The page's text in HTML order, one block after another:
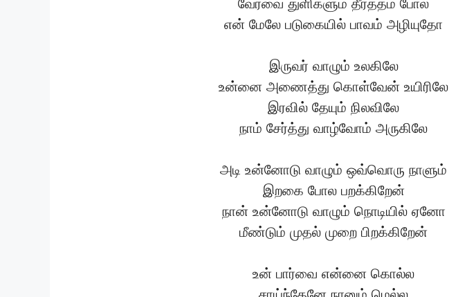
வேர்வை துளிகளும் தீர்த்தம் போல
என் மேலே படுகையில் பாவம் அழியுதோ
இருவர் வாழும் உலகிலே
உன்னை அணைத்து கொள்வேன் உயிரிலே
இரவில் தேயும் நிலவிலே
நாம் சேர்த்து வாழ்வோம் அருகிலே
அடி உன்னோடு வாழும் ஒவ்வொரு நாளும்
இறகை போல பறக்கிறேன்
நான் உன்னோடு வாழும் நொடியில் ஏனோ
மீண்டும் முதல் முறை பிறக்கிறேன்
உன் பார்வை என்னை கொல்ல